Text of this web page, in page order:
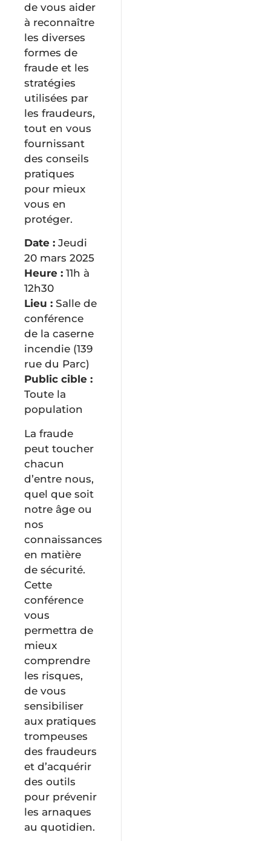
de vous aider
à reconnaître
les diverses
formes de
fraude et les
stratégies
utilisées par
les fraudeurs,
tout en vous
fournissant
des conseils
pratiques
pour mieux
vous en
protéger.
Date : Jeudi
20 mars 2025
Heure : 11h à
12h30
Lieu : Salle de
conférence
de la caserne
incendie (139
rue du Parc)
Public cible :
Toute la
population
La fraude
peut toucher
chacun
d’entre nous,
quel que soit
notre âge ou
nos
connaissances
en matière
de sécurité.
Cette
conférence
vous
permettra de
mieux
comprendre
les risques,
de vous
sensibiliser
aux pratiques
trompeuses
des fraudeurs
et d’acquérir
des outils
pour prévenir
les arnaques
au quotidien.